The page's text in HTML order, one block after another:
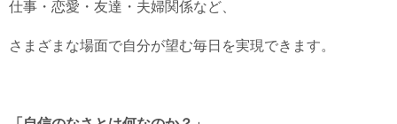
仕事・恋愛・友達・夫婦関係など、
さまざまな場面で自分が望む毎日を実現できます。